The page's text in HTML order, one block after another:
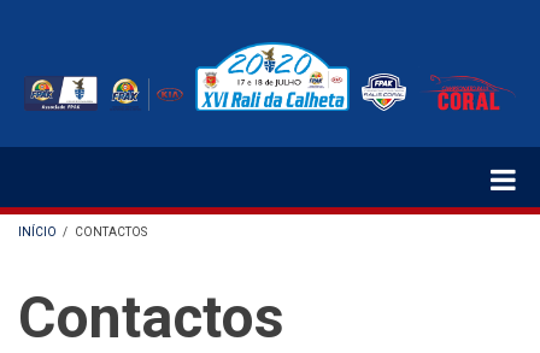
conteúdo
ESTRUTURAL
INÍCIO / CONTACTOS
Contactos